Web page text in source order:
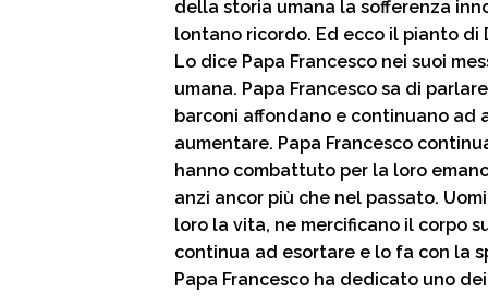
della storia umana la sofferenza
lontano ricordo. Ed ecco il pianto di
Lo dice Papa Francesco nei suoi
umana. Papa Francesco sa di
barconi affondano e continuano ad
aumentare. Papa Francesco
hanno combattuto per la loro
anzi ancor più che nel passato.
loro la vita, ne mercificano il corpo
continua ad esortare e lo fa con la
Papa Francesco ha dedicato uno